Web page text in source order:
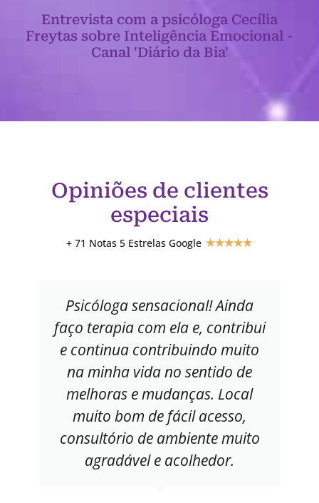
Entrevista com a psicóloga Cecília
Freytas sobre Inteligência Emocional -
Canal 'Diário da Bia'
Opiniões de clientes
especiais
+ 71 Notas 5 Estrelas Google ★★★★★
Psicóloga sensacional! Ainda
faço terapia com ela e, contribui
e continua contribuindo muito
na minha vida no sentido de
melhoras e mudanças. Local
muito bom de fácil acesso,
consultório de ambiente muito
agradável e acolhedor.